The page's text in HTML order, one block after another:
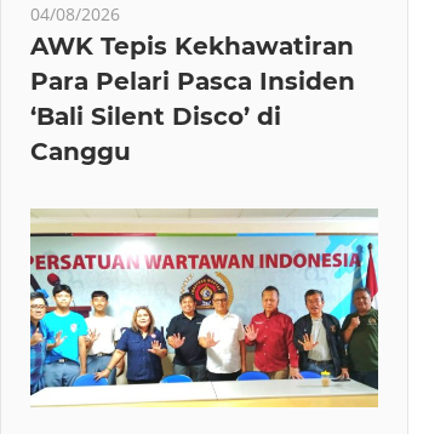
04/08/2026
AWK Tepis Kekhawatiran
Para Pelari Pasca Insiden
‘Bali Silent Disco’ di
Canggu